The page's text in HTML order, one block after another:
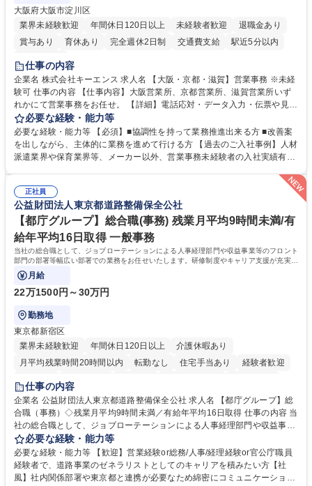
大阪府大阪市淀川区
業界未経験歓迎
年間休日120日以上 未経験者歓迎
退職金あり
賞与あり
育休あり 完全週休2日制 交通費支給
駅近5分以内
土日祝休み
仕事の内容
企業名 株式会社キーエンス 求人名 【大阪・京都・滋賀】営業事務 ※未経
験可 仕事の内容 【仕事内容】大阪営業所、京都営業所、滋賀営業所いず
れかにて営業事務をお任せ。 【詳細】電話応対・データ入力・伝票や見積
の作成・カタログ送付・来客対応・営業所内で発生する事務業務や業務改
善をお任せ。 【教育制度】ご入社後、育成担当とペアになりながらOJTに
て業務を覚えていただくことが可能です。業務システムがきちんと構築さ
れているため、スムーズに仕事に慣れることができる環境です。また、
常に改善を目指す風土のため、安心して業務に取り組んでいただけます。
募集職種 【大阪・京都・滋賀】営業事務 ※未経験可
必要な経験・能力等
必要な経験・能力等 【必須】■協調性を持って業務推進出来る方 ■改善案
を出しながら、主体的に業務を進めて行ける方 【過去のご入社事例】人材
派遣業界や保育業界等、メーカー以外、営業事務未経験者の入社実績有
により、キーエンスの付加価値向上に貢献します。ベースの定型業務に加
えて、お客様や社員の状況に合わせ、能動的なサポート、改善の動きも期
待され。組織を支えるスペシャリストとして、チームに貢献し、結果的に
社員から頼られる存在になることができます。平均19:30の退勤以降の業
務の持ち帰りも禁止されており、メリハリのある働き方となります。 学
歴・資格 学歴：大学院 大学 高専 短大 語学力： 資格：
正社員
公益財団法人東京都道路整備保全公社
【都庁グループ】総合職(事務) 残業月平均9時間未満/有
給年平均16日取得 一般事務
当社の総合職として、ジョブローテーションによる人事経理部門や収益事業等のフロント
部門の部署等幅広い部署での業務をお任せいたします。研修制度やキャリア支援が充実し
ております！ ※下記業務詳細
月給
22万1500円～30万円
勤務地
東京都新宿区
業界未経験歓迎
年間休日120日以上
介護休暇あり
月平均残業時間20時間以内
転勤なし 住宅手当あり
経験者歓迎
研修あり
退職金あり
駅近5分以内
資格取得手当あり 食事補助あり
仕事の内容
企業名 公益財団法人東京都道路整備保全公社 求人名 【都庁グループ】総
合職（事務）◇残業月平均9時間未満／有給年平均16日取得 仕事の内容 当
社の総合職として、ジョブローテーションによる人事経理部門や収益事業
等のフロント部門の部署等幅広い部署での業務をお任せいたします。研修
制度やキャリア支援が充実しております！ ※下記業務詳細 【業務詳細】■
管理部門：広報、人事、経理など当公社の運営に係る管理業務 ■収益部
門：駐車場の新規開拓、管理運営、新宿駅西口広場の「イベントコーナ
必要な経験・能力等
必要な経験・能力等 【歓迎】営業経験or総務/人事/経理経験or官公庁職員
経験者で、道路事業のゼネラリストとしてのキャリアを積みたい方【社
風】社内関係部署や東京都と連携が必要なため綿密にコミュニケーション